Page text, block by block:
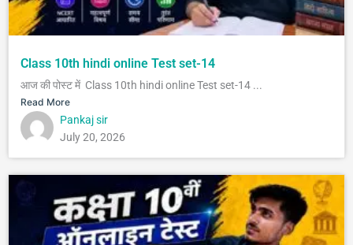
Class 10th hindi online Test set-14
आज की पोस्ट में Class 10th hindi online Test set-14 ...
Read More
Pankaj sir
July 20, 2026